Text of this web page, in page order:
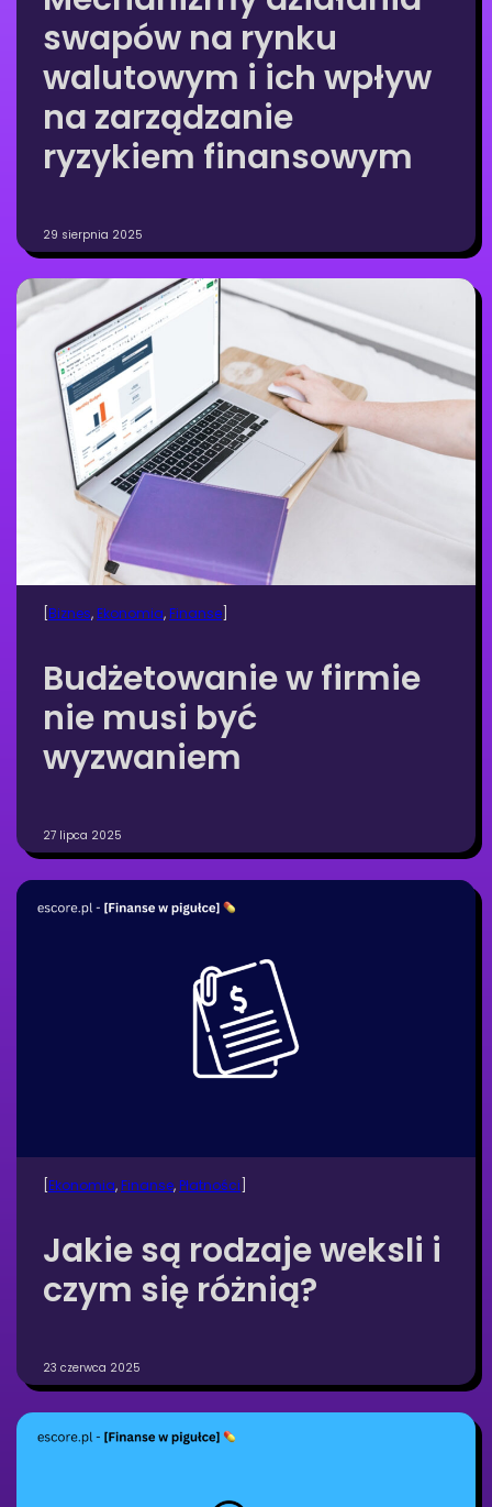
swapów na rynku
walutowym i ich wpływ
na zarządzanie
ryzykiem finansowym
29 sierpnia 2025
Biznes, Ekonomia, Finanse
Budżetowanie w firmie
nie musi być
wyzwaniem
27 lipca 2025
Ekonomia, Finanse, Płatności
Jakie są rodzaje weksli i
czym się różnią?
23 czerwca 2025